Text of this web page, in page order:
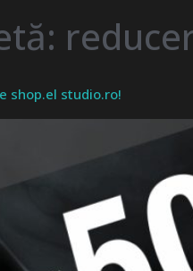
shop.el studio.ro!